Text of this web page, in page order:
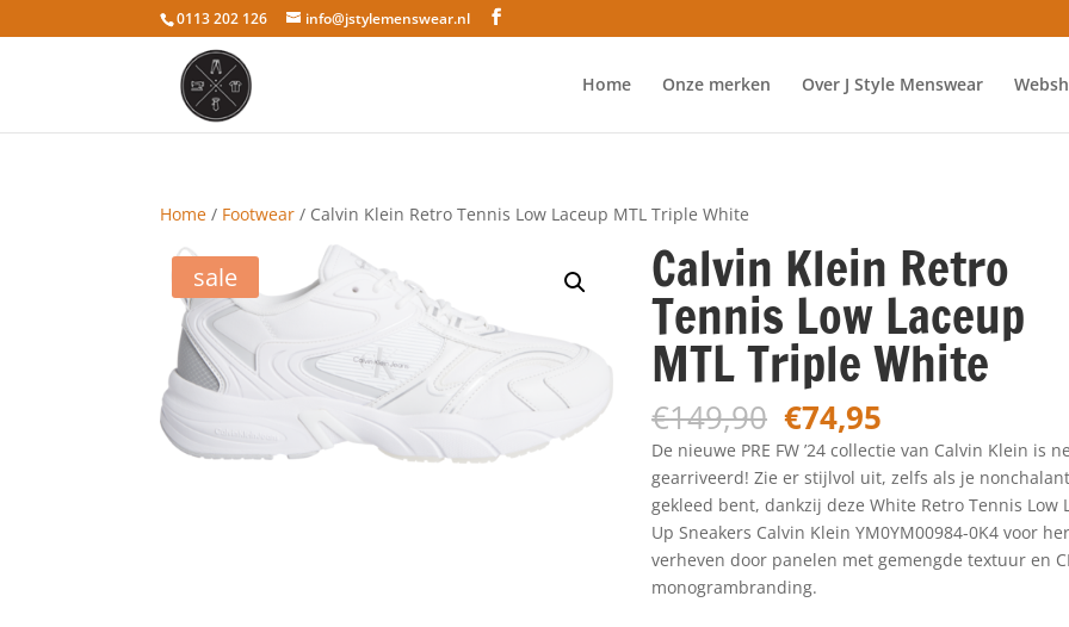
0113 202 126 info@jstylemenswear.nl
Home Onze merken Over J Style Menswear
Home / Footwear / Calvin Klein Retro Tennis Low Laceup MTL Triple White
sale Calvin Klein Retro
Tennis Low Laceup
MTL Triple White
€149,90 Oorspronkelijke
prijs
was:
€149,90.
€74,95
prijs
is:
€74,95.
De nieuwe PRE FW ’24 collectie van Calvin Klein is
gearriveerd! Zie er stijlvol uit, zelfs als je
gekleed bent, dankzij deze White Retro Tennis Low
Up Sneakers Calvin Klein YM0YM00984-0K4 voor
verheven door panelen met gemengde textuur en
monogrambranding.